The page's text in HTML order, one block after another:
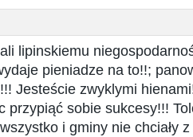
lipinskiemu
pieniadze na to!!;
Jesteście zwyklymi
przypiąć sobie sukcesy!!!
i gminy nie chciały